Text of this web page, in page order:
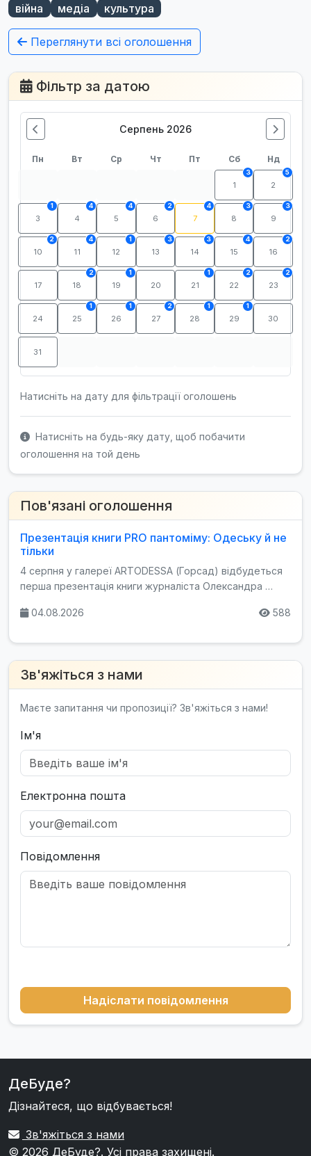
війна
медіа культура
Переглянути всі оголошення
Фільтр за датою
Серпень 2026
Пн Вт Ср Чт Пт Сб Нд
1
3
2
5
3
1
4
4
5
4
6
2
7
4
8
3
9
3
10
2
11
4
12
1
13
3
14
3
15
4
16
2
17 18
2
19
1
20 21
1
22
2
23
2
24 25
1
26
1
27
2
28
1
29
1
30
31
Натисніть на дату для фільтрації оголошень
Натисніть на будь-яку дату, щоб побачити
оголошення на той день
Пов'язані оголошення
Презентація книги PRO пантоміму: Одеську й не
тільки
4 серпня у галереї ARTODESSA (Горсад) відбудеться
перша презентація книги журналіста Олександра …
04.08.2026 588
Зв'яжіться з нами
Маєте запитання чи пропозиції? Зв'яжіться з нами!
Ім'я
Електронна пошта
Повідомлення
Надіслати повідомлення
ДеБуде?
Дізнайтеся, що відбувається!
Зв'яжіться з нами
© 2026 ДеБуде?. Усі права захищені.